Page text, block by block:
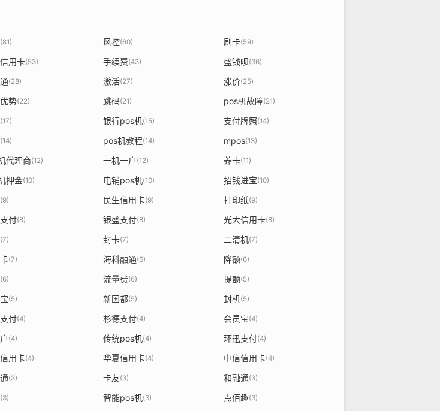
(81) 风控(60) 刷卡(59)
用卡(53) 手续费(43) 盛钱呗(36)
(28) 激活(27) 涨价(25)
势(22) 跳码(21) pos机故障(21)
(17) 银行pos机(15) 支付牌照(14)
(14) pos机教程(14) mpos(13)
代理商(12) 一机一户 (12) 养卡(11)
押金(10) 电销pos机(10) 招钱进宝(10)
(9) 民生信用卡(9) 打印纸(9)
付(8) 银盛支付(8) 光大信用卡(8)
(7) 封卡(7) 二清机(7)
(7) 海科融通(6) 降额(6)
(6) 流量费(6) 提额(5)
(5) 新国都(5) 封机(5)
付(4) 杉德支付(4) 会员宝(4)
(4) 传统pos机(4) 环迅支付(4)
用卡(4) 华夏信用卡(4) 中信信用卡(4)
(3) 卡友(3) 和融通(3)
(3) 智能pos机(3) 点佰趣(3)